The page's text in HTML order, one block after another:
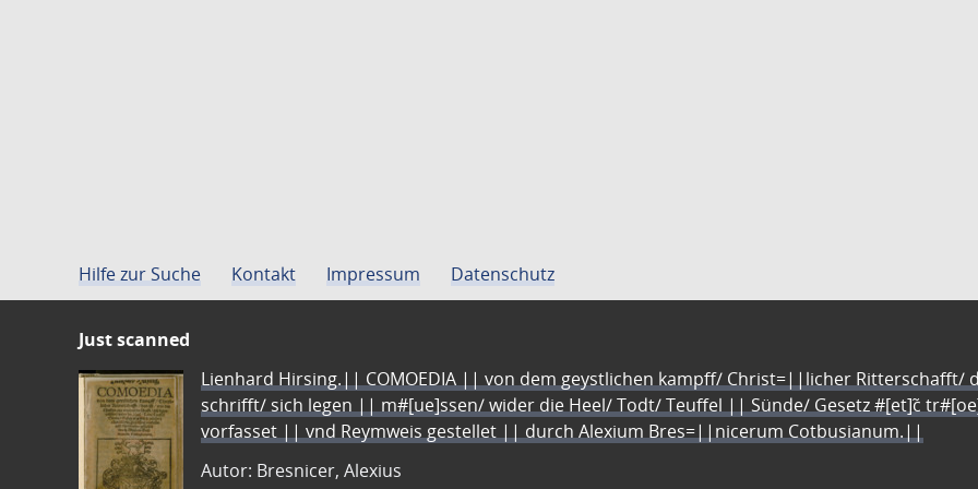
Hilfe zur Suche Kontakt Impressum Datenschutz
Just scanned
Lienhard Hirsing.|| COMOEDIA || von dem geystlichen kampff/ Christ=||licher Ritterschafft/
schrifft/ sich legen || m#[ue]ssen/ wider die Heel/ Todt/ Teuffel || Sünde/ Gesetz #[et]c̃
vorfasset || vnd Reymweis gestellet || durch Alexium Bres=||nicerum Cotbusianum.||
Autor: Bresnicer, Alexius